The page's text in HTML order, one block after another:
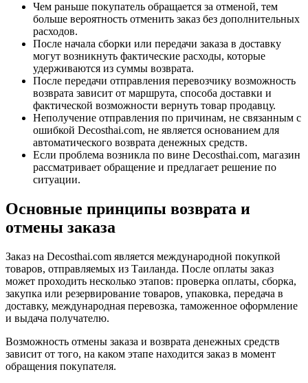
Чем раньше покупатель обращается за отменой, тем
больше вероятность отменить заказ без дополнительных
расходов.
После начала сборки или передачи заказа в доставку
могут возникнуть фактические расходы, которые
удерживаются из суммы возврата.
После передачи отправления перевозчику возможность
возврата зависит от маршрута, способа доставки и
фактической возможности вернуть товар продавцу.
Неполучение отправления по причинам, не связанным с
ошибкой Decosthai.com, не является основанием для
автоматического возврата денежных средств.
Если проблема возникла по вине Decosthai.com, магазин
рассматривает обращение и предлагает решение по
ситуации.
Основные принципы возврата и
отмены заказа
Заказ на Decosthai.com является международной покупкой
товаров, отправляемых из Таиланда. После оплаты заказ
может проходить несколько этапов: проверка оплаты, сборка,
закупка или резервирование товаров, упаковка, передача в
доставку, международная перевозка, таможенное оформление
и выдача получателю.
Возможность отмены заказа и возврата денежных средств
зависит от того, на каком этапе находится заказ в момент
обращения покупателя.